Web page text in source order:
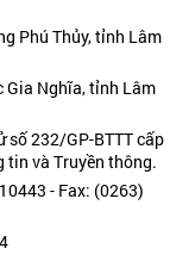
Phú Thủy, tỉnh Lâm
Gia Nghĩa, tỉnh Lâm
số 232/GP-BTTT cấp
tin và Truyền thông.
- Fax: (0263)